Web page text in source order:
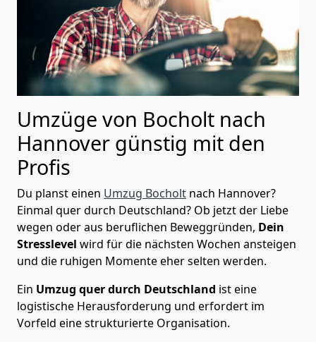
Umzüge von Bocholt nach
Hannover günstig mit den
Profis
Du planst einen Umzug Bocholt nach Hannover?
Einmal quer durch Deutschland? Ob jetzt der Liebe
wegen oder aus beruflichen Beweggründen, Dein
Stresslevel wird für die nächsten Wochen ansteigen
und die ruhigen Momente eher selten werden.
Ein Umzug quer durch Deutschland ist eine
logistische Herausforderung und erfordert im
Vorfeld eine strukturierte Organisation.